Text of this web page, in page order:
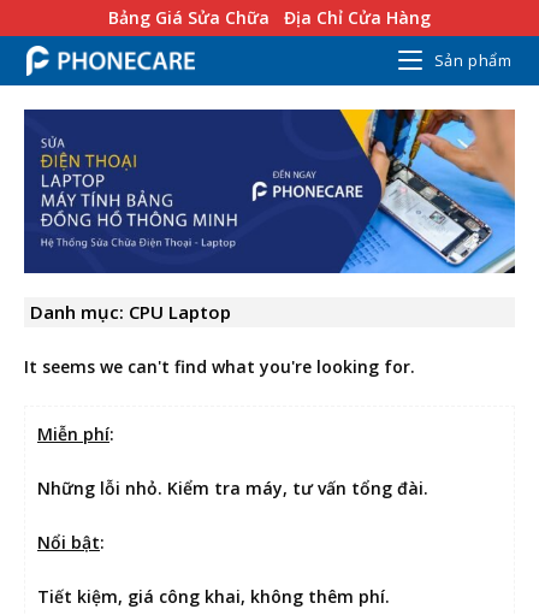
Bảng Giá Sửa Chữa Địa Chỉ Cửa Hàng
Sản phẩm
Danh mục: CPU Laptop
It seems we can't find what you're looking for.
Miễn phí:
Những lỗi nhỏ. Kiểm tra máy, tư vấn tổng đài.
Nổi bật:
Tiết kiệm, giá công khai, không thêm phí.